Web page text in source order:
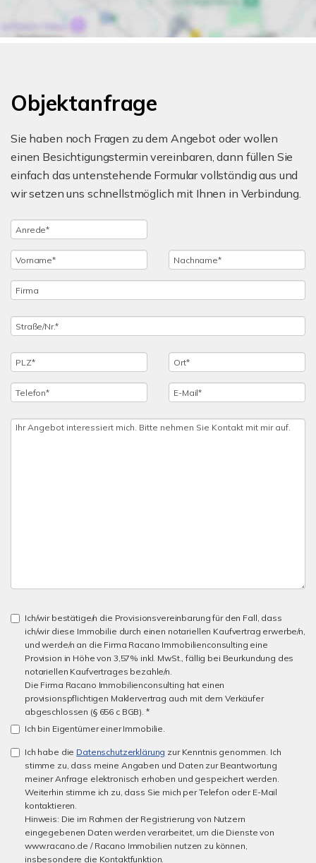
Objektanfrage
Sie haben noch Fragen zu dem Angebot oder wollen
einen Besichtigungstermin vereinbaren, dann füllen Sie
einfach das untenstehende Formular vollständig aus und
wir setzen uns schnellstmöglich mit Ihnen in Verbindung.
Ich/wir bestätige/n die Provisionsvereinbarung für den Fall, dass
ich/wir diese Immobilie durch einen notariellen Kaufvertrag erwerbe/n,
und werde/n an die Firma Racano Immobilienconsulting eine
Provision in Höhe von 3,57% inkl. MwSt., fällig bei Beurkundung des
notariellen Kaufvertrages bezahle/n.
Die Firma Racano Immobilienconsulting hat einen
provisionspflichtigen Maklervertrag auch mit dem Verkäufer
abgeschlossen (§ 656 c BGB). *
Ich bin Eigentümer einer Immobilie.
Ich habe die Datenschutzerklärung zur Kenntnis genommen. Ich
stimme zu, dass meine Angaben und Daten zur Beantwortung
meiner Anfrage elektronisch erhoben und gespeichert werden.
Weiterhin stimme ich zu, dass Sie mich per Telefon oder E-Mail
kontaktieren.
Hinweis: Die im Rahmen der Registrierung von Nutzern
eingegebenen Daten werden verarbeitet, um die Dienste von
www.racano.de / Racano Immobilien nutzen zu können,
insbesondere die Kontaktfunktion.